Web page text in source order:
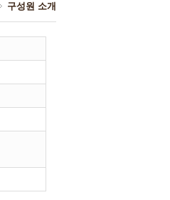
구성원 소개